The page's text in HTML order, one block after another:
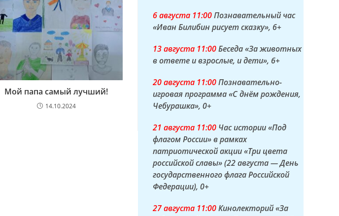
Мой папа самый лучший!
14.10.2024
6 августа 11:00Познавательный час
«Иван Билибин рисует сказку», 6+
13 августа 11:00Беседа «За животных
в ответе и взрослые, и дети», 6+
20 августа 11:00Познавательно-
игровая программа «С днём рождения,
Чебурашка», 0+
21 августа 11:00 Час истории «Под
флагом России» в рамках
патриотической акции «Три цвета
российской славы» (22 августа — День
государственного флага Российской
Федерации), 0+
27 августа 11:00Кинолекторий «За